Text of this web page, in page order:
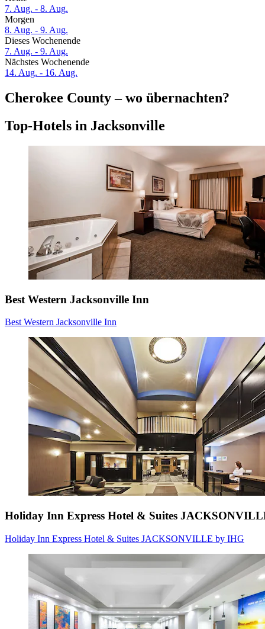
7. Aug. - 8. Aug.
Morgen
8. Aug. - 9. Aug.
Dieses Wochenende
7. Aug. - 9. Aug.
Nächstes Wochenende
14. Aug. - 16. Aug.
Cherokee County – wo übernachten?
Top-Hotels in Jacksonville
Best Western Jacksonville Inn
Best Western Jacksonville Inn
Holiday Inn Express Hotel & Suites
Holiday Inn Express Hotel & Suites JACKSONVILLE by IHG